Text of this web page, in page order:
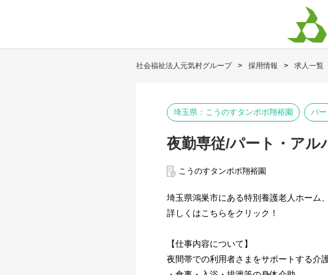
社会福祉法人元気村グループ 採用情報 求人一覧
埼玉県：こうのすタンポポ翔裕園 パー
夜勤専従/パート・アル
こうのすタンポポ翔裕園
埼玉県鴻巣市にある特別養護老人ホーム
詳しくはこちらをクリック！
【仕事内容について】
夜間帯での利用者さまをサポートする介